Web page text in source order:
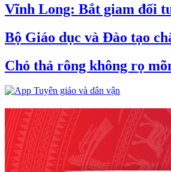
Vĩnh Long: Bắt giam đối
Bộ Giáo dục và Đào tạo
Chó thả rông không rọ